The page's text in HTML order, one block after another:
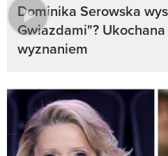
Dominika Serowska
Gwiazdami"?
wyznaniem